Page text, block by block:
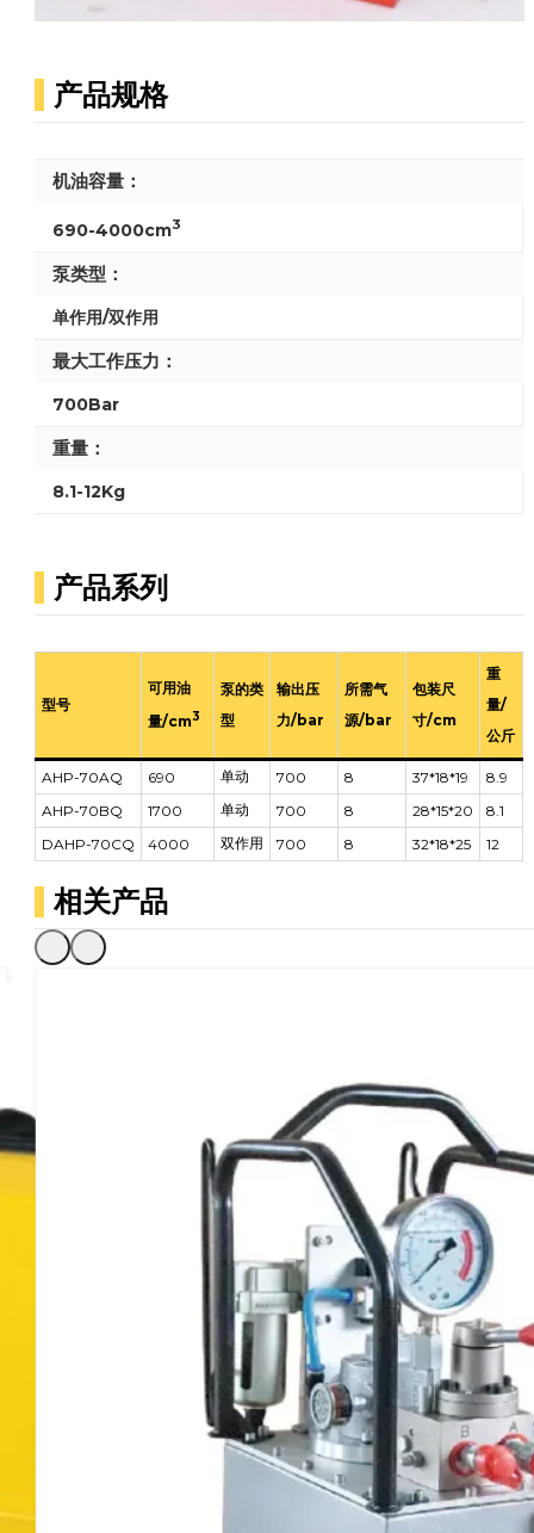
产品规格
机油容量：
690-4000cm3
泵类型：
单作用/双作用
最大工作压力：
700Bar
重量：
8.1-12Kg
产品系列
型号
可用油
量/cm3
泵的类
型
输出压
力/bar
所需气
源/bar
包装尺
寸/cm
重
量/
公斤
AHP-70AQ 690 单动 700 8 37*18*19
8.9
AHP-70BQ
1700 单动 700 8 28*15*20
8.1
DAHP-70CQ
4000 双作用 700 8 32*18*25 12
相关产品